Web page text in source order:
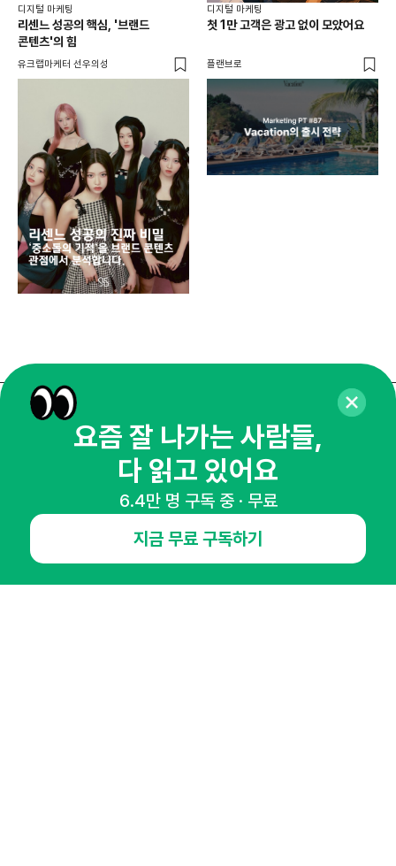
디지털 마케팅
리센느 성공의 핵심, '브랜드
콘텐츠'의 힘
유크랩마케터 선우의성
디지털 마케팅
첫 1만 고객은 광고 없이 모았어요
플랜브로
매주 화요일 아침,
마케팅 감각을 깨워 드릴게요!
65,043명의 마케터를 성장시키는 뉴스레터
요즘 잘 나가는 사람들,
다 읽고 있어요
6.4만 명 구독 중 · 무료
지금 무료 구독하기